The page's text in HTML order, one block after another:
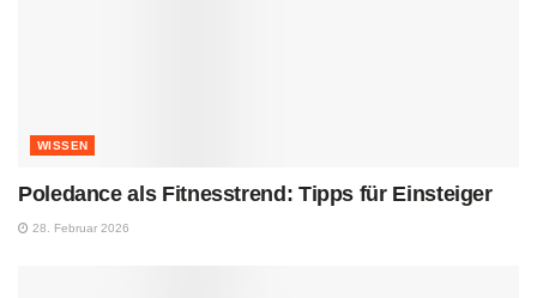
WISSEN
Poledance als Fitnesstrend: Tipps für Einsteiger
28. Februar 2026